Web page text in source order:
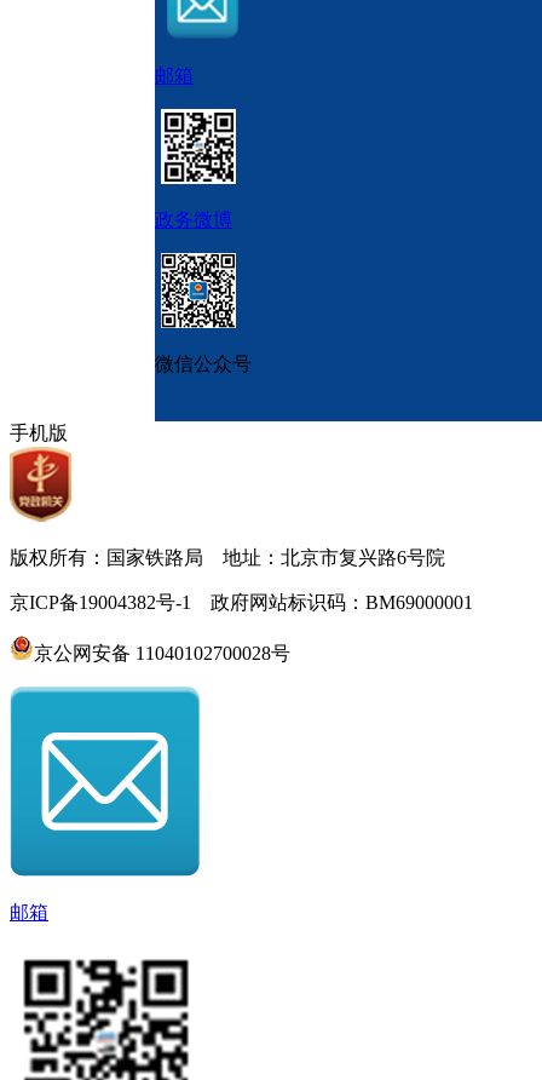
邮箱
政务微博
微信公众号
手机版
版权所有：国家铁路局 地址：北京市复兴路6号院
京ICP备19004382号-1 政府网站标识码：BM69000001
京公网安备 11040102700028号
邮箱